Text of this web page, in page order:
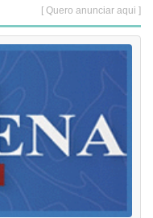
[ Quero anunciar aqui ]